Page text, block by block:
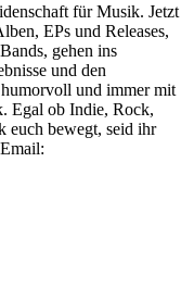
für Musik. Jetzt
EPs und Releases,
gehen ins
und den
und immer mit
Egal ob Indie, Rock,
euch bewegt, seid ihr